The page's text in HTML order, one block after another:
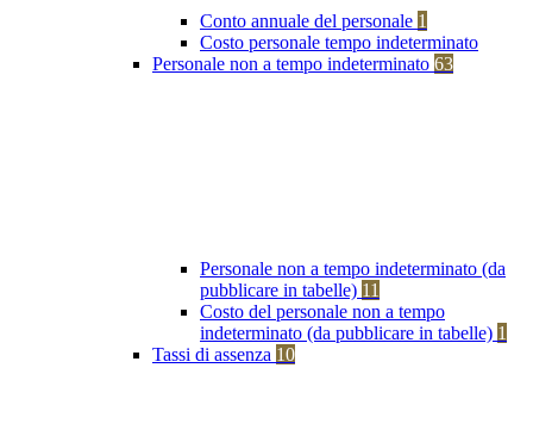
Conto annuale del personale 1
Costo personale tempo indeterminato
Personale non a tempo indeterminato 63
Personale non a tempo indeterminato (da
pubblicare in tabelle) 11
Costo del personale non a tempo
indeterminato (da pubblicare in tabelle) 1
Tassi di assenza 10